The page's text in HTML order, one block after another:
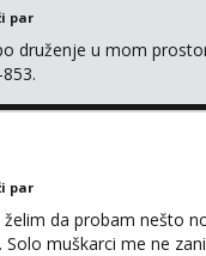
par
druženje u mom
par
da probam nešto
muškarci me ne